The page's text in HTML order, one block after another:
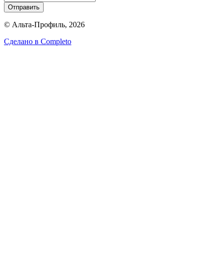
Отправить
© Альта-Профиль, 2026
Сделано в Completo